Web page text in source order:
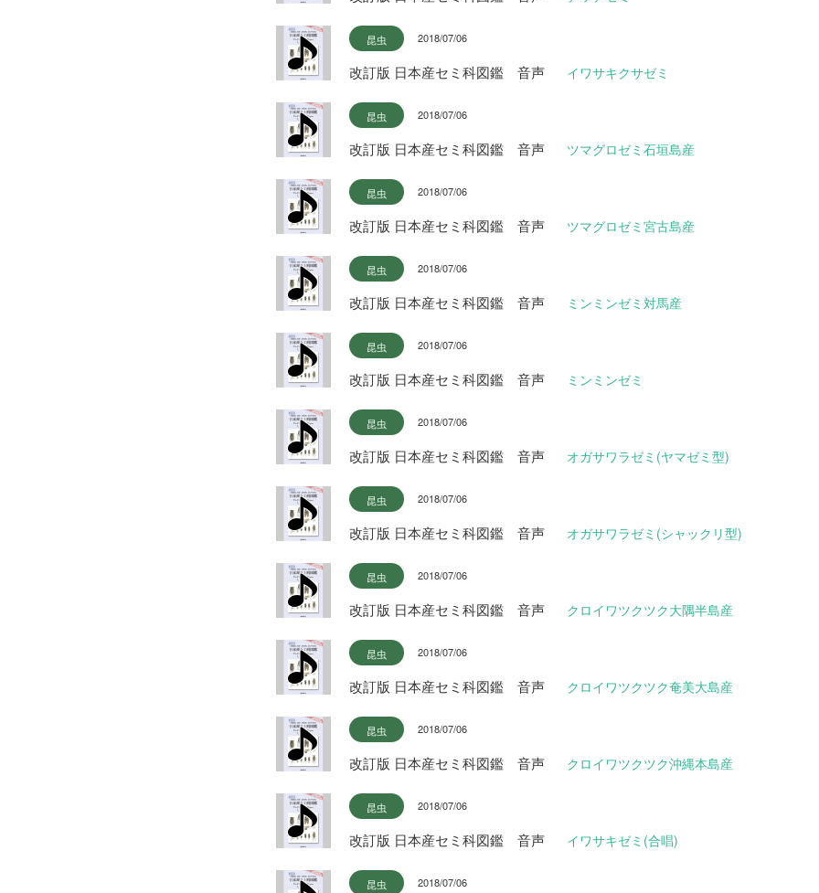
昆虫 2018/07/06
改訂版 日本産セミ科図鑑 音声 イワサキクサゼミ
昆虫 2018/07/06
改訂版 日本産セミ科図鑑 音声 ツマグロゼミ石垣島産
昆虫 2018/07/06
改訂版 日本産セミ科図鑑 音声 ツマグロゼミ宮古島産
昆虫 2018/07/06
改訂版 日本産セミ科図鑑 音声 ミンミンゼミ対馬産
昆虫 2018/07/06
改訂版 日本産セミ科図鑑 音声 ミンミンゼミ
昆虫 2018/07/06
改訂版 日本産セミ科図鑑 音声 オガサワラゼミ(ヤマゼミ型)
昆虫 2018/07/06
改訂版 日本産セミ科図鑑 音声 オガサワラゼミ(シャックリ型)
昆虫 2018/07/06
改訂版 日本産セミ科図鑑 音声 クロイワツクツク大隅半島産
昆虫 2018/07/06
改訂版 日本産セミ科図鑑 音声 クロイワツクツク奄美大島産
昆虫 2018/07/06
改訂版 日本産セミ科図鑑 音声 クロイワツクツク沖縄本島産
昆虫 2018/07/06
改訂版 日本産セミ科図鑑 音声 イワサキゼミ(合唱)
昆虫 2018/07/06